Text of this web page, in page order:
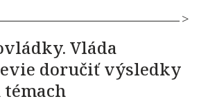
Vláda
doručiť výsledky